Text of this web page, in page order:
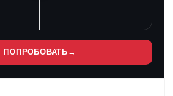
ПОПРОБОВАТЬ →